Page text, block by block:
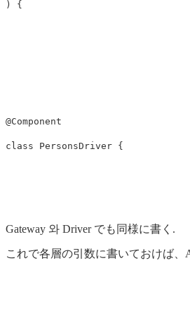
) {
@Component
class PersonsDriver {
Gateway 와 Driver でも同様に書く.
これで各層の引数に書いておけば、